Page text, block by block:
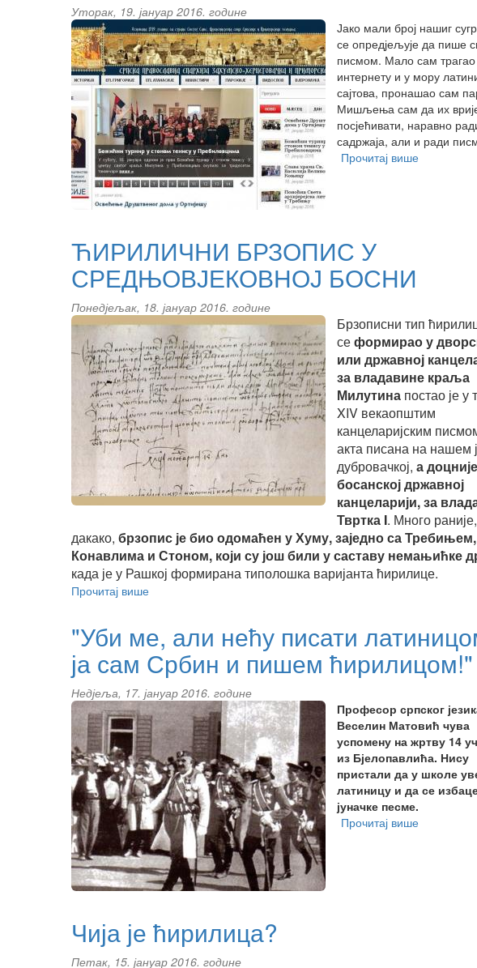
Уторак, 19. јануар 2016. године
Јако мали број нашиг
се опредјељује да пише
писмом. Мало сам
интернету и у мору
сајтова, пронашао сам
Мишљења сам да их
посјећивати, наравно
садржаја, али и ради
Прочитај вишеabout
ЋИРИЛИЧНИ БРЗОПИС У
СРЕДЊОВЈЕКОВНОЈ БОСНИ
Понедјељак, 18. јануар 2016. године
Брзописни тип
сеформирао у
или државној
за владавине краља
Милутина постао је у
XIV векаопштим
канцеларијским
акта писана на нашем
дубровачкој, а
босанској државној
канцеларији, за
Твртка I. Много раније,
дакако, брзопис је био одомаћен у Хуму, заједно са Требињем,
Конавлима и Стоном, који су још били у саставу немањићке
када је у Рашкој формирана типолошка варијанта ћирилице.
Прочитај вишеabout
У
СРЕДЊОВЈЕКОВНОЈ
БОСНИ
"Уби ме, али нећу писати
ја сам Србин и пишем ћирилицом!"
Недјеља, 17. јануар 2016. године
Професор српског
Веселин Матовић чува
успомену на жртву 14
из Бјелопавлића. Нису
пристали да у школе
латиницу и да се
јуначке песме.
Прочитај вишеabout
Чија је ћирилица?
Петак, 15. јануар 2016. године